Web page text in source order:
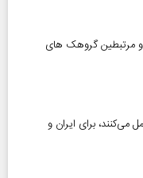
شاخص و مرتبطین گروهک های
برای ایران و